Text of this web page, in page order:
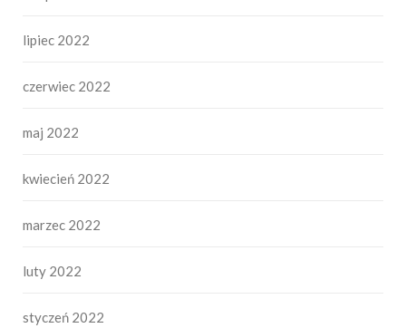
lipiec 2022
czerwiec 2022
maj 2022
kwiecień 2022
marzec 2022
luty 2022
styczeń 2022